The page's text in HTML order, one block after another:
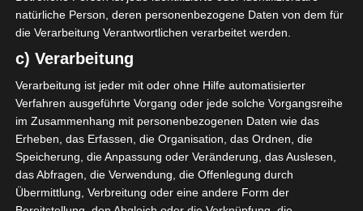
Während auf dem Spielfeld die Meisterschaft der
Ligue 1 bereits seit drei Wochen beendet ist, ist in
den Büros noch
Mehr lesen
natürliche Person, deren personenbezogene Daten von dem für
die Verarbeitung Verantwortlichen verarbeitet werden.
c) Verarbeitung
Verarbeitung ist jeder mit oder ohne Hilfe automatisierter
Verfahren ausgeführte Vorgang oder jede solche Vorgangsreihe
im Zusammenhang mit personenbezogenen Daten wie das
Erheben, das Erfassen, die Organisation, das Ordnen, die
Speicherung, die Anpassung oder Veränderung, das Auslesen,
das Abfragen, die Verwendung, die Offenlegung durch
Übermittlung, Verbreitung oder eine andere Form der